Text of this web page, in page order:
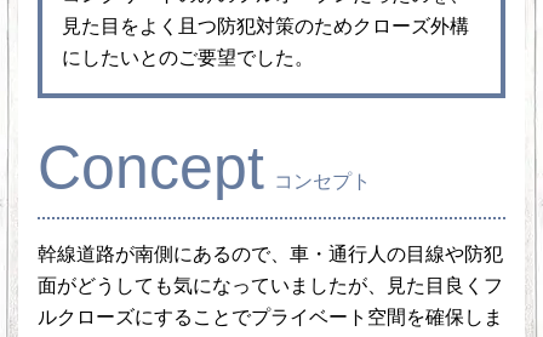
見た目をよく且つ防犯対策のためクローズ外構
にしたいとのご要望でした。
Concept コンセプト
幹線道路が南側にあるので、車・通行人の目線や防犯
面がどうしても気になっていましたが、見た目良くフ
ルクローズにすることでプライベート空間を確保しま